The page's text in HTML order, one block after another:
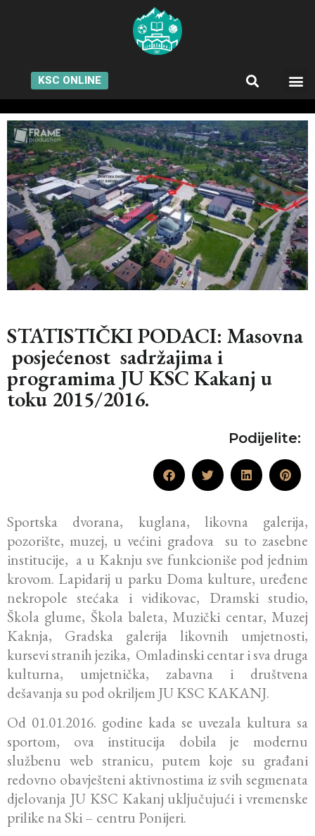
KSC ONLINE
STATISTIČKI PODACI: Masovna
posjećenost sadržajima i
programima JU KSC Kakanj u
toku 2015/2016.
Podijelite:
Sportska dvorana, kuglana, likovna galerija,
pozorište, muzej, u većini gradova su to zasebne
institucije, a u Kaknju sve funkcioniše pod jednim
krovom. Lapidarij u parku Doma kulture, uređene
nekropole stećaka i vidikovac, Dramski studio,
Škola glume, Škola baleta, Muzički centar, Muzej
Kaknja, Gradska galerija likovnih umjetnosti,
kursevi stranih jezika, Omladinski centar i sva druga
kulturna, umjetnička, zabavna i društvena
dešavanja su pod okriljem JU KSC KAKANJ.
Od 01.01.2016. godine kada se uvezala kultura sa
sportom, ova institucija dobila je modernu
službenu web stranicu, putem koje su građani
redovno obavješteni aktivnostima iz svih segmenata
djelovanja JU KSC Kakanj uključujući i vremenske
prilike na Ski – centru Ponijeri.